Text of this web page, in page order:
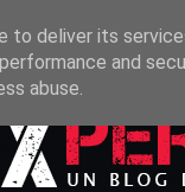
to deliver its
and
abuse.